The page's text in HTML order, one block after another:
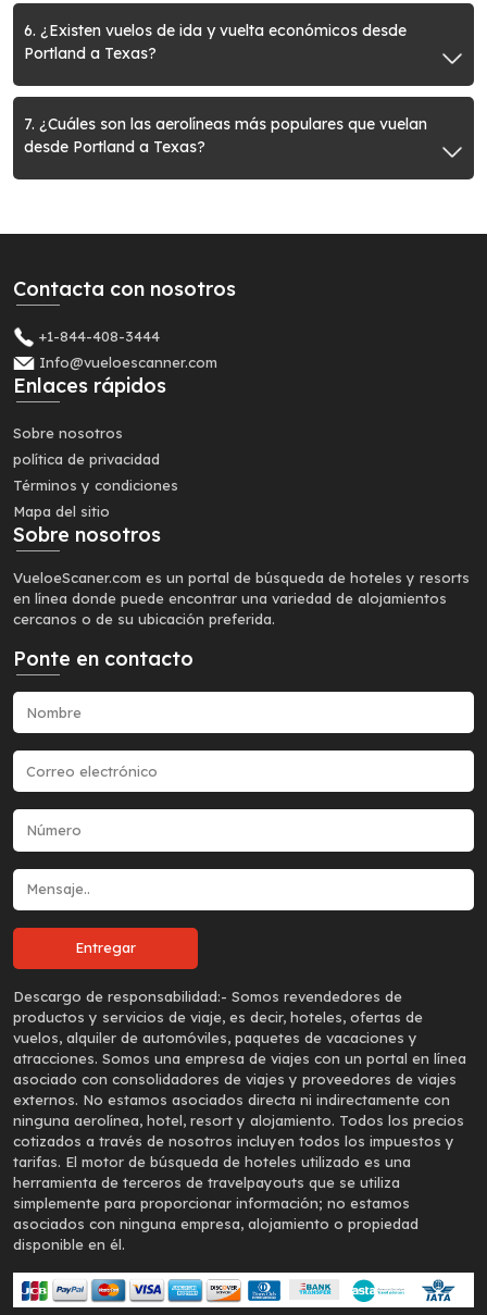
6. ¿Existen vuelos de ida y vuelta económicos desde
Portland a Texas?
7. ¿Cuáles son las aerolíneas más populares que vuelan
desde Portland a Texas?
Contacta con nosotros
+1-844-408-3444
Info@vueloescanner.com
Enlaces rápidos
Sobre nosotros
política de privacidad
Términos y condiciones
Mapa del sitio
Sobre nosotros
VueloeScaner.com es un portal de búsqueda de hoteles y resorts
en línea donde puede encontrar una variedad de alojamientos
cercanos o de su ubicación preferida.
Ponte en contacto
Descargo de responsabilidad:- Somos revendedores de
productos y servicios de viaje, es decir, hoteles, ofertas de
vuelos, alquiler de automóviles, paquetes de vacaciones y
atracciones. Somos una empresa de viajes con un portal en línea
asociado con consolidadores de viajes y proveedores de viajes
externos. No estamos asociados directa ni indirectamente con
ninguna aerolínea, hotel, resort y alojamiento. Todos los precios
cotizados a través de nosotros incluyen todos los impuestos y
tarifas. El motor de búsqueda de hoteles utilizado es una
herramienta de terceros de travelpayouts que se utiliza
simplemente para proporcionar información; no estamos
asociados con ninguna empresa, alojamiento o propiedad
disponible en él.